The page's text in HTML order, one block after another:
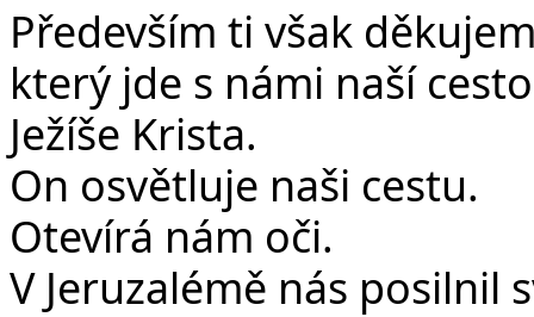
Především ti však
který jde s námi naší
Ježíše Krista.
On osvětluje naši cestu.
Otevírá nám oči.
V Jeruzalémě nás posilnil